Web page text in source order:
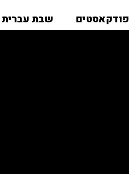
פודקאסטים שבת עברית